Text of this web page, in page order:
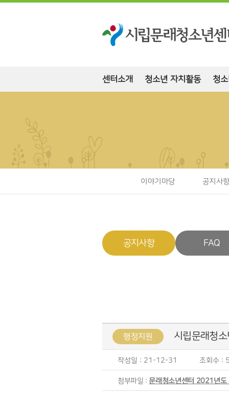
센터소개 청소년 자치활동 청
이야기마당 공지사
공지사항 FAQ
행정지원 시립문래청
작성일 : 21-12-31 조회수 :
첨부파일 :문래청소년센터 2021년